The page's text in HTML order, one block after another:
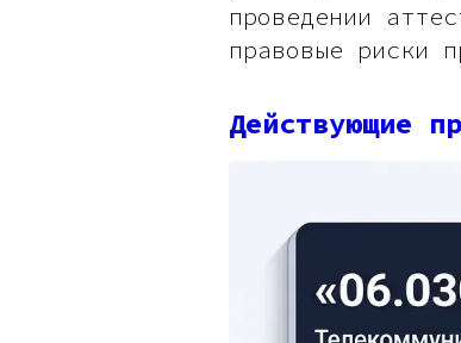
проведении
правовые риски
Действующие